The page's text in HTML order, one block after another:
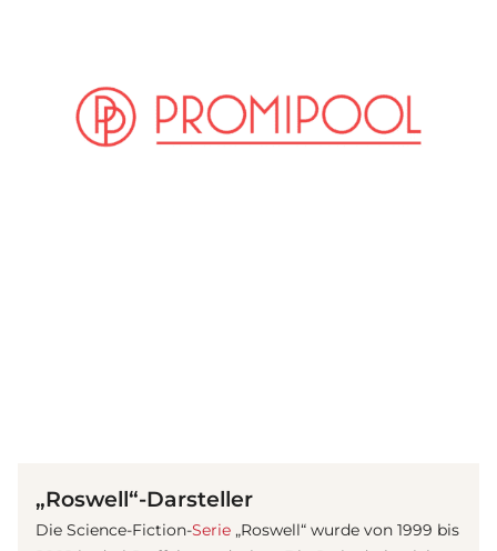
„Roswell“-Darsteller
Die Science-Fiction-Serie „Roswell“ wurde von 1999 bis